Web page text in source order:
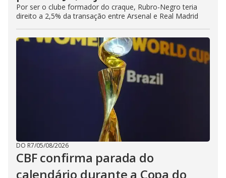
Por ser o clube formador do craque, Rubro-Negro teria
direito a 2,5% da transação entre Arsenal e Real Madrid
DO R7/05/08/2026
CBF confirma parada do
calendário durante a Copa do